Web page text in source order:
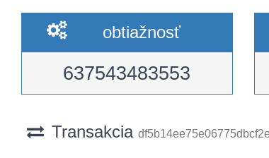
obtiažnosť
637543483553
Transakcia